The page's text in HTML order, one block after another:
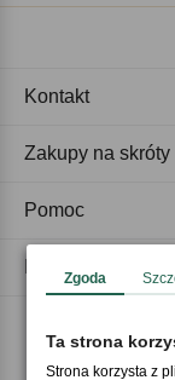
Kontakt
Zakupy na skróty
Pomoc
Zgoda
Ta strona
Strona korzysta z